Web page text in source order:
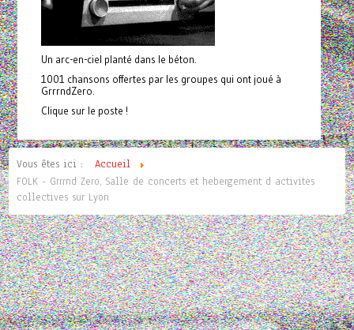
Un arc-en-ciel planté dans le béton.
1001 chansons offertes par les groupes qui ont joué à
GrrrndZero.
Clique sur le poste !
Vous êtes ici :
Accueil
FOLK - Grrrnd Zero, Salle de concerts et hebergement d activites
collectives sur Lyon